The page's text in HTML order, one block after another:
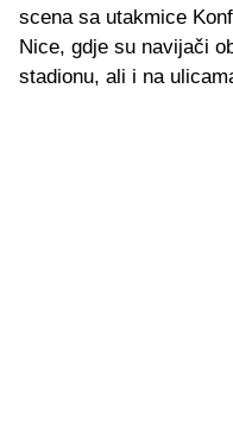
scena sa utakmice
Nice, gdje su navijači
stadionu, ali i na